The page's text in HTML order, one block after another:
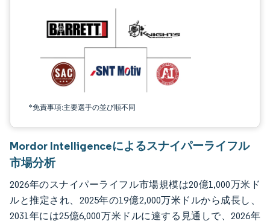
*免責事項:主要選手の並び順不同
Mordor Intelligenceによるスナイパーライフル
市場分析
2026年のスナイパーライフル市場規模は20億1,000万米ド
ルと推定され、2025年の19億2,000万米ドルから成長し、
2031年には25億6,000万米ドルに達する見通しで、2026年